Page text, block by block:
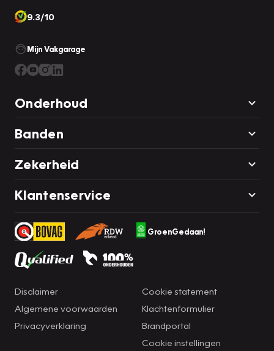
9.3/10
Mijn Vakgarage
Onderhoud
Banden
Zekerheid
Klantenservice
GroenGedaan!
Disclaimer
Algemene voorwaarden
Privacyverklaring
Cookie statement
Klachtenformulier
Brandportal
Cookie instellingen